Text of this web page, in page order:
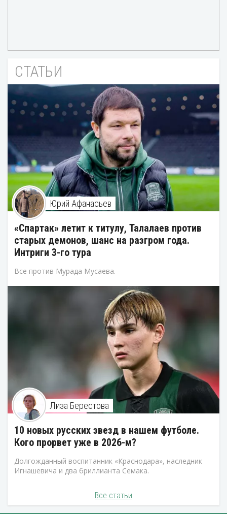
СТАТЬИ
Юрий Афанасьев
«Спартак» летит к титулу, Талалаев против
старых демонов, шанс на разгром года.
Интриги 3-го тура
Все против Мурада Мусаева.
Лиза Берестова
10 новых русских звезд в нашем футболе.
Кого прорвет уже в 2026-м?
Долгожданный воспитанник «Краснодара», наследник
Игнашевича и два бриллианта Семака.
Все статьи